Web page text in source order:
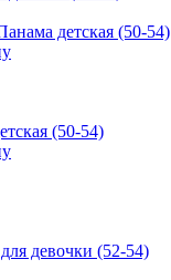
детская (50-54)
(50-54)